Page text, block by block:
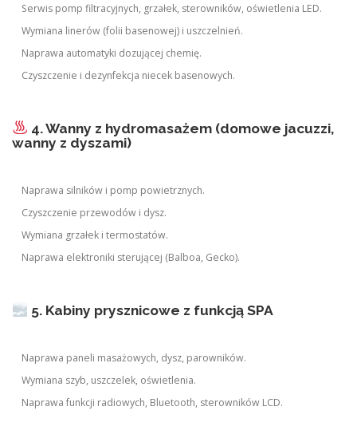
Serwis pomp filtracyjnych, grzałek, sterowników, oświetlenia LED.
Wymiana linerów (folii basenowej) i uszczelnień.
Naprawa automatyki dozującej chemię.
Czyszczenie i dezynfekcja niecek basenowych.
4. Wanny z hydromasażem (domowe jacuzzi,
wanny z dyszami)
Naprawa silników i pomp powietrznych.
Czyszczenie przewodów i dysz.
Wymiana grzałek i termostatów.
Naprawa elektroniki sterującej (Balboa, Gecko).
5. Kabiny prysznicowe z funkcją SPA
Naprawa paneli masażowych, dysz, parowników.
Wymiana szyb, uszczelek, oświetlenia.
Naprawa funkcji radiowych, Bluetooth, sterowników LCD.